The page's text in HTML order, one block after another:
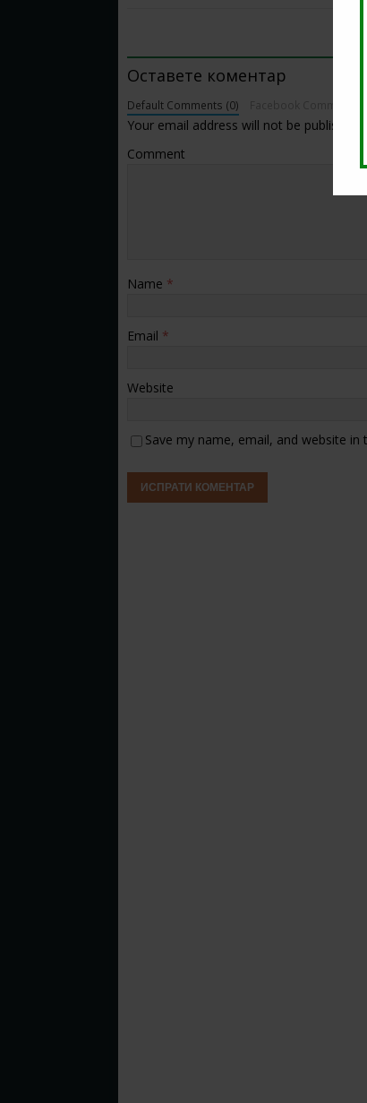
BE THE FIRST TO
Оставете коментар
Default Comments (0)
Your email address will not be published.
Comment
Name *
Email *
Website
Save my name, email, and website